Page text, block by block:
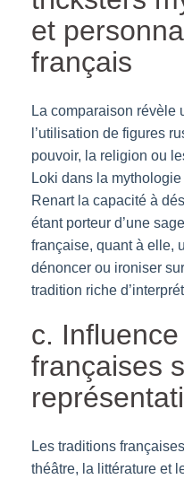
et
français
La comparaison révèle
l’utilisation de figures
pouvoir, la religion ou
Loki dans la
Renart la capacité à
étant porteur d’une
française, quant à elle,
dénoncer ou ironiser
tradition riche
c.
françaises
Les traditions
théâtre, la littérature et